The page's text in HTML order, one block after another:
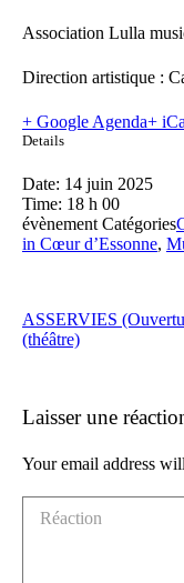
Association Lulla
Direction artistique :
+ Google Agenda+
Details
Date: 14 juin 2025
Time: 18 h 00
évènement Catégories
in Cœur d’Essonne,
ASSERVIES
(théâtre)
Laisser une
Your email address